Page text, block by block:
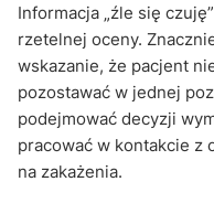
Informacja „źle się
rzetelnej oceny.
wskazanie, że pacjent
pozostawać w jednej
podejmować decyzji
pracować w kontakcie z
na zakażenia.